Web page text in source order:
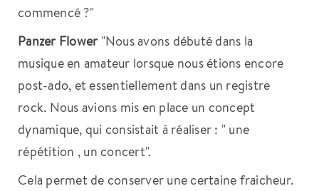
commencé ?"
Panzer Flower "Nous avons débuté dans la
musique en amateur lorsque nous étions encore
post-ado, et essentiellement dans un registre
rock. Nous avions mis en place un concept
dynamique, qui consistait à réaliser : " une
répétition , un concert".
Cela permet de conserver une certaine fraicheur.